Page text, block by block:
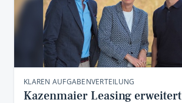
KLAREN AUFGABENVERTEILUNG
Kazenmaier Leasing erweitert